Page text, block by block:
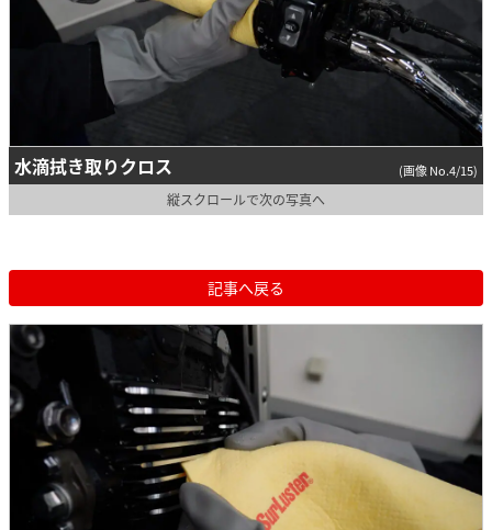
水滴拭き取りクロス (画像 No.4/15)
縦スクロールで次の写真へ
記事へ戻る